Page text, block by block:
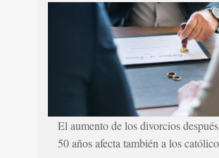
El aumento de los divorcios
50 años afecta también a los